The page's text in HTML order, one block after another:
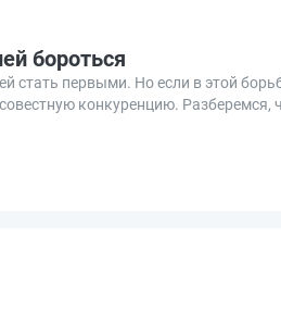
бороться
первыми. Но если в этой
конкуренцию. Разберемся,